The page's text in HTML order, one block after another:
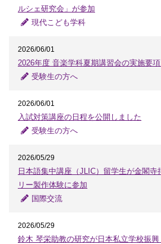
ルシェ研究会」が参加
現代こども学科
2026/06/01
2026年度 音楽学科夏期講習会の実施要
受験生の方へ
2026/06/01
入試対策講座の日程を公開しました
受験生の方へ
2026/05/29
日本語集中講座（JLIC）留学生が金閣
リー製作体験に参加
国際交流
2026/05/29
鈴木 琴栄助教の研究が日本私立学校振